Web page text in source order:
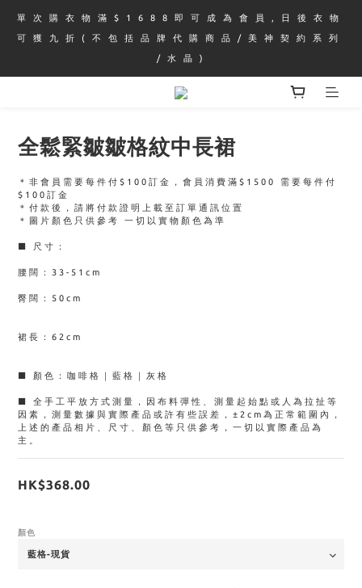
單 次 購 衣 物 滿 $ 1 6 8 8 即 可 成 為 會 員 , 日 後 衣 物
可 獲 九 折 ( 不 包 括 品 牌 代 購 商 品 / 美 神 契 約 系 列
/ 水 晶 )
全鬆緊皺皺格紋中長裙
＊非會員需要每件付$100訂金，會員消費滿$1500 需要每件付
$100訂金
＊付款後，請將付款證明上載至訂單通訊位置
＊圖片顏色只供參考 一切以實物顏色為準
■ 尺寸：
腰闊：33-51cm
臀闊：50cm
裙長：62cm
■ 顏色：咖啡格｜藍格｜灰格
■ 全手工平放方式測量，因布料彈性、測量起始點或人為拉扯等
因素，測量數據與實際產品或許有些誤差，±2cm為正常範圍內，
上述的產品相片、尺寸、顏色等只供參考，一切以實際產品為
主。
HK$368.00
顏色